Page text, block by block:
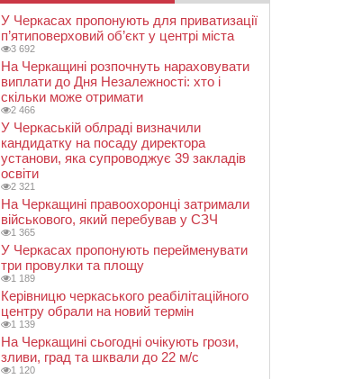
У Черкасах пропонують для приватизації
п’ятиповерховий об’єкт у центрі міста
3 692
На Черкащині розпочнуть нараховувати
виплати до Дня Незалежності: хто і
скільки може отримати
2 466
У Черкаській облраді визначили
кандидатку на посаду директора
установи, яка супроводжує 39 закладів
освіти
2 321
На Черкащині правоохоронці затримали
військового, який перебував у СЗЧ
1 365
У Черкасах пропонують перейменувати
три провулки та площу
1 189
Керівницю черкаського реабілітаційного
центру обрали на новий термін
1 139
На Черкащині сьогодні очікують грози,
зливи, град та шквали до 22 м/с
1 120